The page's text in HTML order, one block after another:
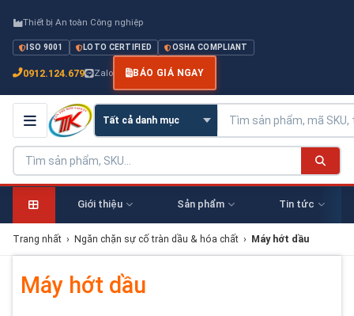
Thiết bị An toàn Công nghiệp
ISO 9001 LOTO CERTIFIED OSHA COMPLIANT
0912.124.679 Zalo BÁO GIÁ NGAY
Giới thiệu Sản phẩm Tin tức
Trang nhất › Ngăn chặn sự cố tràn dầu & hóa chất › Máy hớt dầu
Máy hớt dầu